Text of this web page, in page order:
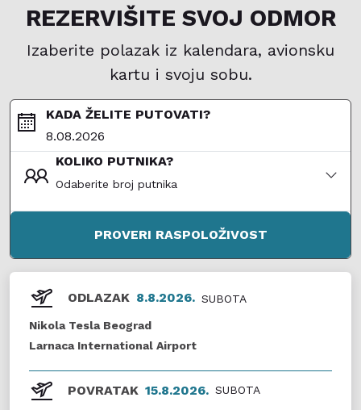
REZERVIŠITE SVOJ ODMOR
Izaberite polazak iz kalendara, avionsku
kartu i svoju sobu.
KADA ŽELITE PUTOVATI?
KOLIKO PUTNIKA?
Odaberite broj putnika
PROVERI RASPOLOŽIVOST
ODLAZAK 8.8.2026. SUBOTA
Nikola Tesla Beograd
Larnaca International Airport
POVRATAK 15.8.2026. SUBOTA